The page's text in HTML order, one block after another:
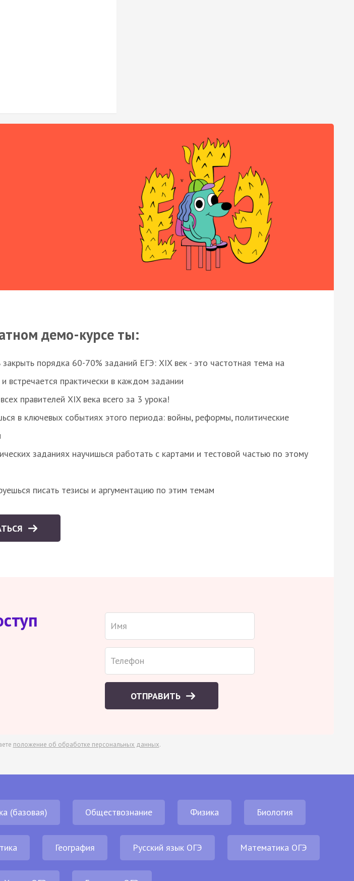
демо-курсе ты:
порядка 60-70% заданий ЕГЭ: XIX век - это частотная тема на
и встречается практически в каждом задании
правителей XIX века всего за 3 урока!
в ключевых событиях этого периода: войны, реформы, политические
заданиях научишься работать с картами и тестовой частью по этому
писать тезисы и аргументацию по этим темам
ОТПРАВИТЬ
положение об обработке персональных данных.
(базовая) Обществознание Физика Биология
География Русский язык ОГЭ Математика ОГЭ